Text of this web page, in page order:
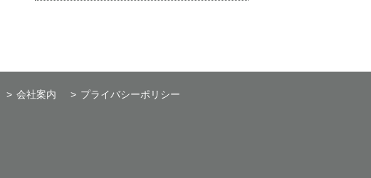
会社案内 プライバシーポリシー